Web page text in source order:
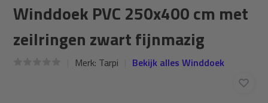
Winddoek PVC 250x400 cm met
zeilringen zwart fijnmazig
Merk: Tarpi Bekijk alles Winddoek